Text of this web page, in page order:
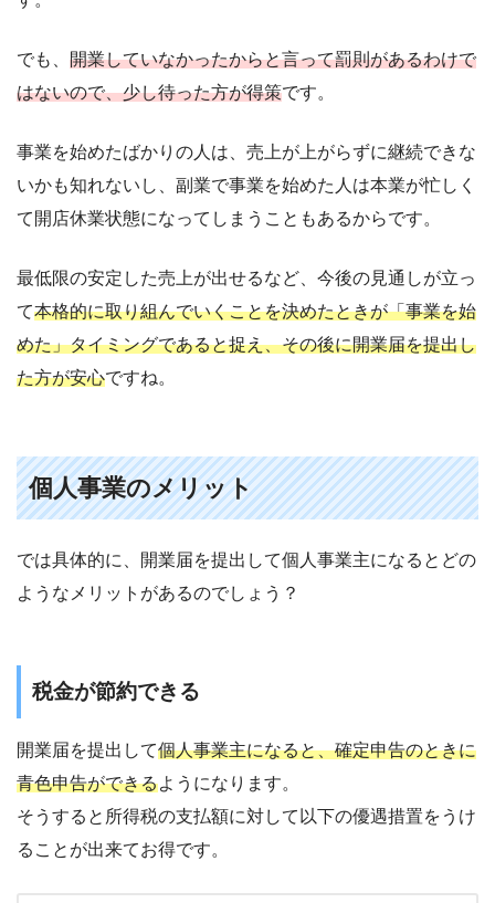
でも、 開業していなかったからと言って罰則があるわけで
はないので、少し待った方が得策です。
事業を始めたばかりの人は、売上が上がらずに継続できな
いかも知れないし、副業で事業を始めた人は本業が忙しく
て開店休業状態になってしまうこともあるからです。
最低限の安定した売上が出せるなど、今後の見通しが立っ
て本格的に取り組んでいくことを決めたときが「事業を始
めた」タイミングであると捉え、その後に開業届を提出し
た方が安心ですね。
個人事業のメリット
では具体的に、開業届を提出して個人事業主になるとどの
ようなメリットがあるのでしょう？
税金が節約できる
開業届を提出して個人事業主になると、確定申告のときに
青色申告ができるようになります。
そうすると所得税の支払額に対して以下の優遇措置をうけ
ることが出来てお得です。